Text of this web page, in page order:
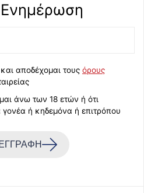
αποδέχομαι τους όρους
άνω των 18 ετών ή ότι
γονέα ή κηδεμόνα ή επιτρόπου